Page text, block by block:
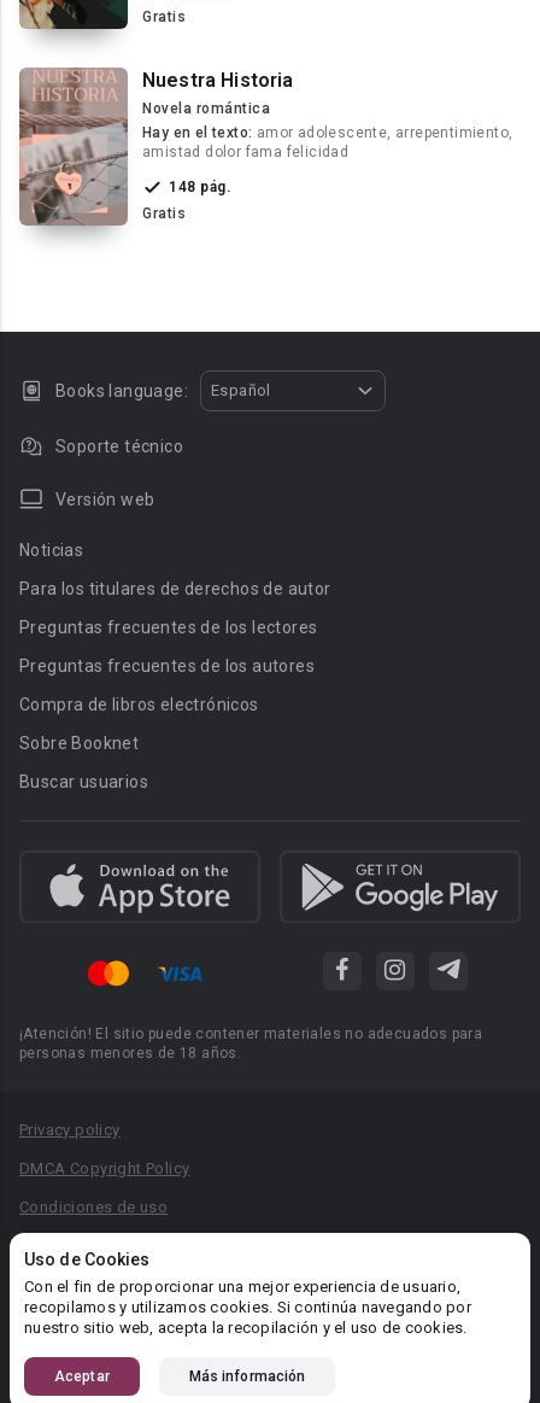
Gratis
Nuestra Historia
Novela romántica
Hay en el texto: amor adolescente, arrepentimiento,
amistad dolor fama felicidad
148 pág.
Gratis
Uso de Cookies
Con el fin de proporcionar una mejor experiencia de usuario,
recopilamos y utilizamos cookies. Si continúa navegando por
nuestro sitio web, acepta la recopilación y el uso de cookies.
Aceptar Más información
Books language: Español
Soporte técnico
Versión web
Noticias
Para los titulares de derechos de autor
Preguntas frecuentes de los lectores
Preguntas frecuentes de los autores
Compra de libros electrónicos
Sobre Booknet
Buscar usuarios
¡Atención! El sitio puede contener materiales no adecuados para
personas menores de 18 años.
Privacy policy
DMCA Copyright Policy
Condiciones de uso
Reglas para la publicación de libros
Área RR.PP.: pr@booknet.com
© 2026 Booknet. Todos los derechos reservados.